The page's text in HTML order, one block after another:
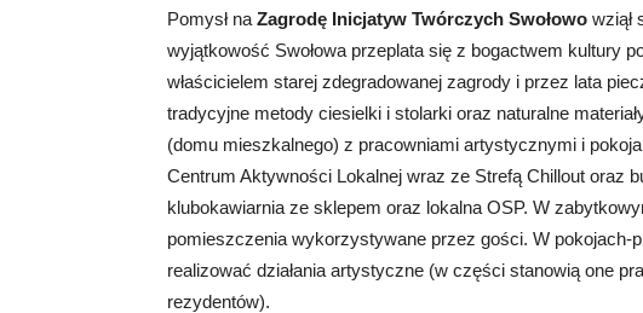
Pomysł na Zagrodę Inicjatyw Twórczych Swołowo wziął
wyjątkowość Swołowa przeplata się z bogactwem kultury
właścicielem starej zdegradowanej zagrody i przez lata
tradycyjne metody ciesielki i stolarki oraz naturalne
(domu mieszkalnego) z pracowniami artystycznymi i
Centrum Aktywności Lokalnej wraz ze Strefą Chillout oraz
klubokawiarnia ze sklepem oraz lokalna OSP. W
pomieszczenia wykorzystywane przez gości. W pokojach-
realizować działania artystyczne (w części stanowią one
rezydentów).